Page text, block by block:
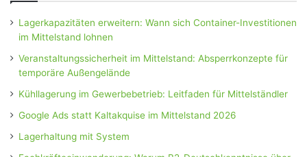
Lagerkapazitäten erweitern: Wann sich Container-Investitionen
im Mittelstand lohnen
Veranstaltungssicherheit im Mittelstand: Absperrkonzepte für
temporäre Außengelände
Kühllagerung im Gewerbebetrieb: Leitfaden für Mittelständler
Google Ads statt Kaltakquise im Mittelstand 2026
Lagerhaltung mit System